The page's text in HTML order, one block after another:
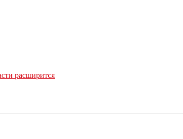
расширится